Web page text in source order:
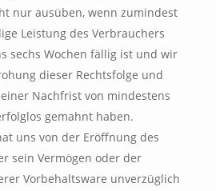
nur ausüben, wenn zumindest
Leistung des Verbrauchers
sechs Wochen fällig ist und wir
dieser Rechtsfolge und
Nachfrist von mindestens
gemahnt haben.
uns von der Eröffnung des
sein Vermögen oder der
Vorbehaltsware unverzüglich